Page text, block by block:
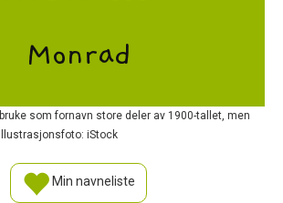
Monrad
som fornavn store deler av 1900-tallet, men
iStock
Min navneliste